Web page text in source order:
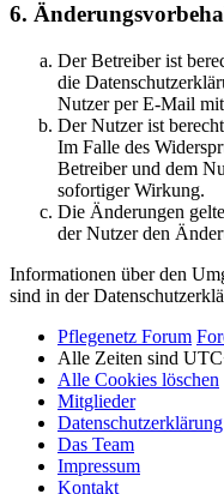
6.
Der Betreiber ist
die
Nutzer per E-Mail
Der Nutzer ist
Im Falle des
Betreiber und dem
sofortiger Wirkung.
Die Änderungen
der Nutzer den
Informationen über den
sind in der
Pflegenetz Forum
Alle Zeiten sind
Alle Cookies löschen
Mitglieder
Datenschutzerklärung
Das Team
Impressum
Kontakt